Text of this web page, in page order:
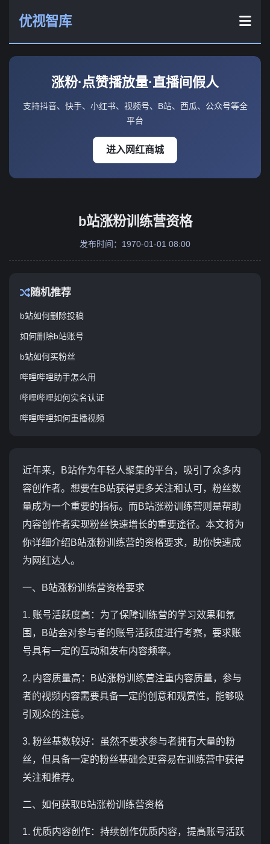
优视智库
涨粉·点赞播放量·直播间假人
支持抖音、快手、小红书、视频号、B站、西瓜、公众号等全
平台
进入网红商城
b站涨粉训练营资格
发布时间：1970-01-01 08:00
随机推荐
b站如何删除投稿
如何删除b站账号
b站如何买粉丝
哔哩哔哩助手怎么用
哔哩哔哩如何实名认证
哔哩哔哩如何重播视频
近年来，B站作为年轻人聚集的平台，吸引了众多内
容创作者。想要在B站获得更多关注和认可，粉丝数
量成为一个重要的指标。而B站涨粉训练营则是帮助
内容创作者实现粉丝快速增长的重要途径。本文将为
你详细介绍B站涨粉训练营的资格要求，助你快速成
为网红达人。
一、B站涨粉训练营资格要求
1. 账号活跃度高：为了保障训练营的学习效果和氛
围，B站会对参与者的账号活跃度进行考察，要求账
号具有一定的互动和发布内容频率。
2. 内容质量高：B站涨粉训练营注重内容质量，参与
者的视频内容需要具备一定的创意和观赏性，能够吸
引观众的注意。
3. 粉丝基数较好：虽然不要求参与者拥有大量的粉
丝，但具备一定的粉丝基础会更容易在训练营中获得
关注和推荐。
二、如何获取B站涨粉训练营资格
1. 优质内容创作：持续创作优质内容，提高账号活跃